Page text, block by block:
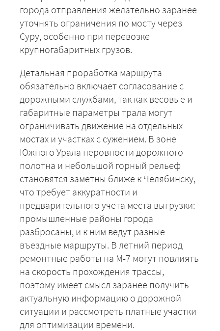
города отправления желательно заранее
уточнять ограничения по мосту через
Суру, особенно при перевозке
крупногабаритных грузов.
Детальная проработка маршрута
обязательно включает согласование с
дорожными службами, так как весовые и
габаритные параметры трала могут
ограничивать движение на отдельных
мостах и участках с сужением. В зоне
Южного Урала неровности дорожного
полотна и небольшой горный рельеф
становятся заметны ближе к Челябинску,
что требует аккуратности и
предварительного учета места выгрузки:
промышленные районы города
разбросаны, и к ним ведут разные
въездные маршруты. В летний период
ремонтные работы на М-7 могут повлиять
на скорость прохождения трассы,
поэтому имеет смысл заранее получить
актуальную информацию о дорожной
ситуации и рассмотреть платные участки
для оптимизации времени.
+7 (499) 520-05-23
ЗАКАЗАТЬ